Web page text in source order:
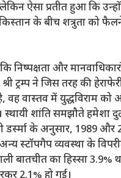
ऐसा प्रतीत हुआ कि
के बीच शत्रुता को
निष्पक्षता और
ट्रम्प ने जिस तरह की
वह वास्तव में युद्धविराम
स्थायी शांति समझौते हमेशा
डर्स्मा के अनुसार, 1989
अन्य स्टॉपगैप व्यवस्था के
बातचीत का हिस्सा 3.9%